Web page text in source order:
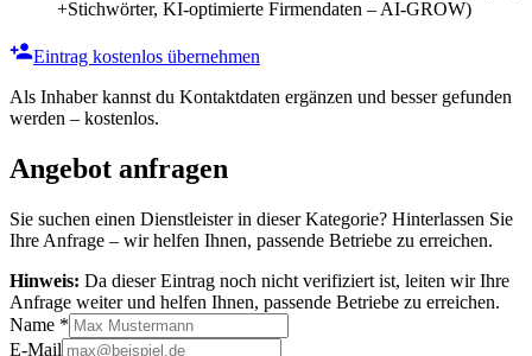
+Stichwörter, KI-optimierte Firmendaten – AI-GROW)
Eintrag kostenlos übernehmen
Als Inhaber kannst du Kontaktdaten ergänzen und besser gefunden
werden – kostenlos.
Angebot anfragen
Sie suchen einen Dienstleister in dieser Kategorie? Hinterlassen Sie
Ihre Anfrage – wir helfen Ihnen, passende Betriebe zu erreichen.
Hinweis: Da dieser Eintrag noch nicht verifiziert ist, leiten wir Ihre
Anfrage weiter und helfen Ihnen, passende Betriebe zu erreichen.
Name *
E-Mail